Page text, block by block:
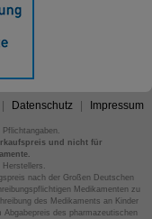
Datenschutz Impressum
und nicht für
Herstellers.
nach der Großen Deutschen
Medikamenten zu
des Medikaments an Kinder
des pharmazeutischen